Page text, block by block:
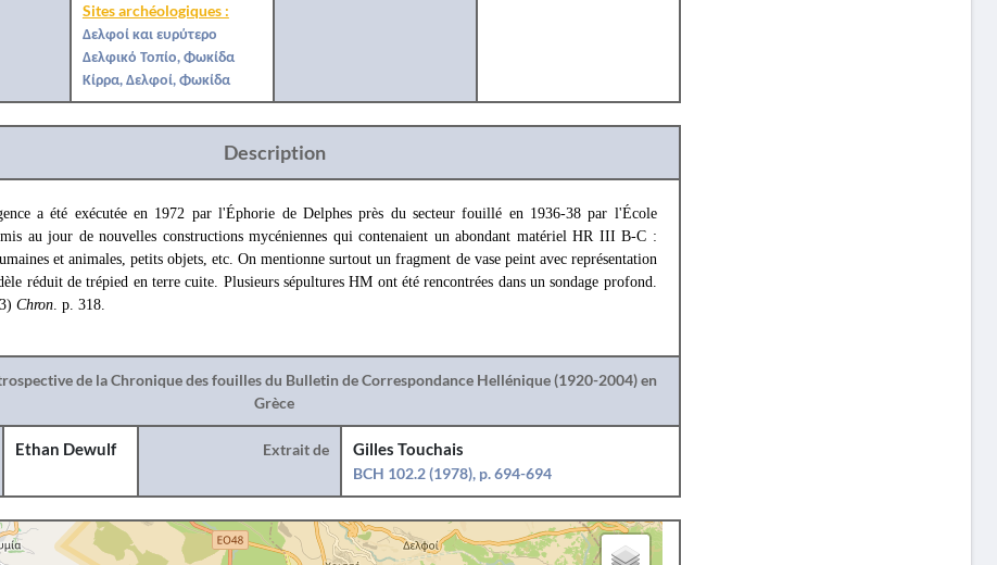
Sites archéologiques :
Δελφοί και ευρύτερο
Δελφικό Τοπίο, Φωκίδα
Κίρρα, Δελφοί, Φωκίδα
Description
a été exécutée en 1972 par l'Éphorie de Delphes près du secteur fouillé en 1936-38 par l'École
au jour de nouvelles constructions mycéniennes qui contenaient un abondant matériel HR III B-C :
et animales, petits objets, etc. On mentionne surtout un fragment de vase peint avec représentation
réduit de trépied en terre cuite. Plusieurs sépultures HM ont été rencontrées dans un sondage profond.
Chron. p. 318.
de la Chronique des fouilles du Bulletin de Correspondance Hellénique (1920-2004) en
Grèce
Ethan Dewulf Extrait de
Gilles Touchais
BCH 102.2 (1978), p. 694-694